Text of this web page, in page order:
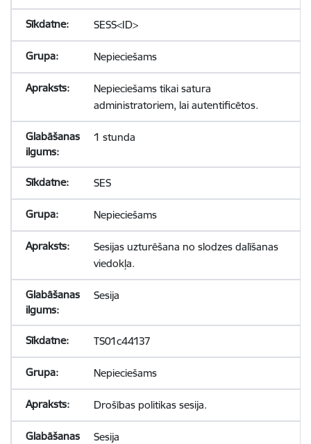
SESS<ID>
Nepieciešams
Nepieciešams tikai satura
administratoriem, lai autentificētos.
1 stunda
SES
Nepieciešams
Sesijas uzturēšana no slodzes dalīšanas
viedokļa.
Sesija
TS01c44137
Nepieciešams
Drošības politikas sesija.
Sesija